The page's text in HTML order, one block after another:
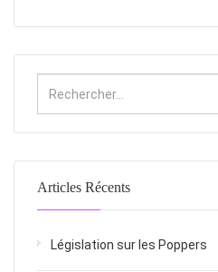
Articles Récents
Législation sur les Poppers